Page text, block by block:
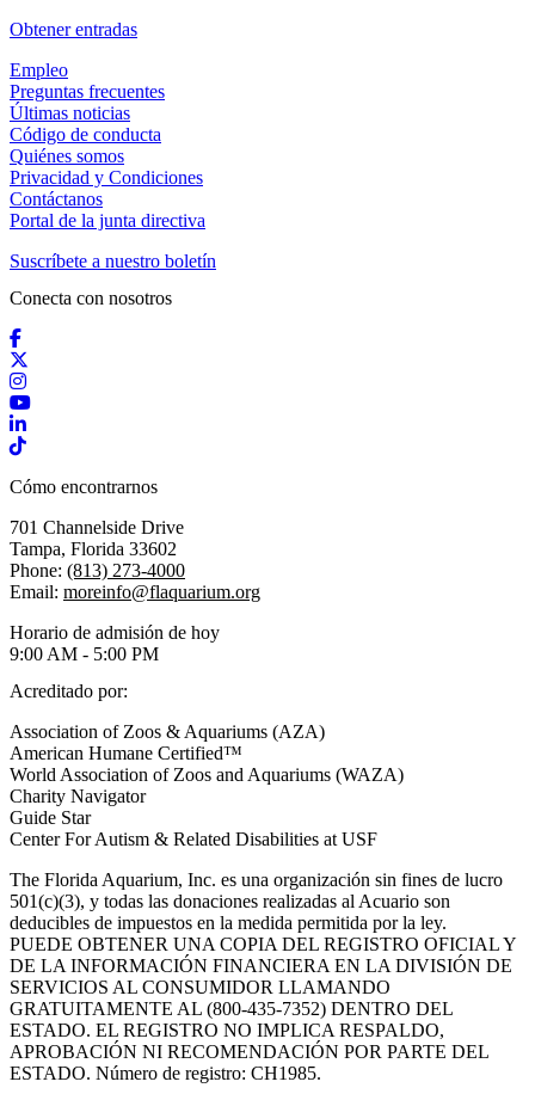
Obtener entradas(Abrir en una pestaña nueva)
Empleo
Preguntas frecuentes
Últimas noticias
Código de conducta
Quiénes somos
Privacidad y Condiciones
Contáctanos
Portal de la junta directiva
Suscríbete a nuestro boletín
Conecta con nosotros
Facebook
Instagram
YouTube
LinkedIn
TikTok
Cómo encontrarnos
701 Channelside Drive
Tampa, Florida 33602
Phone: (813) 273-4000
Email: moreinfo@flaquarium.org
Horario de admisión de hoy
9:00 AM - 5:00 PM
Acreditado por:
Association of Zoos & Aquariums (AZA)
American Humane Certified™
World Association of Zoos and Aquariums (WAZA)
Charity Navigator
Guide Star
Center For Autism & Related Disabilities at USF
The Florida Aquarium, Inc. es una organización sin fines de lucro
501(c)(3), y todas las donaciones realizadas al Acuario son
deducibles de impuestos en la medida permitida por la ley.
PUEDE OBTENER UNA COPIA DEL REGISTRO OFICIAL Y
DE LA INFORMACIÓN FINANCIERA EN LA DIVISIÓN DE
SERVICIOS AL CONSUMIDOR LLAMANDO
GRATUITAMENTE AL (800-435-7352) DENTRO DEL
ESTADO. EL REGISTRO NO IMPLICA RESPALDO,
APROBACIÓN NI RECOMENDACIÓN POR PARTE DEL
ESTADO. Número de registro: CH1985.